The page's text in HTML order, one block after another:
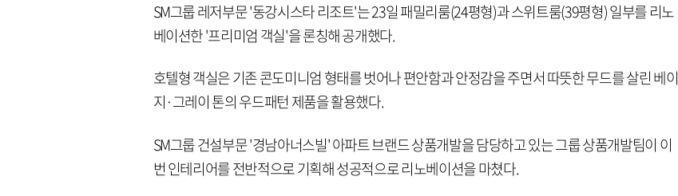
SM그룹 레저부문 '동강시스타 리조트'는 23일 패밀리룸(24평형)과 스위트룸(39평형) 일부를 리노
베이션한 '프리미엄 객실'을 론칭해 공개했다.
호텔형 객실은 기존 콘도미니엄 형태를 벗어나 편안함과 안정감을 주면서 따뜻한 무드를 살린 베이
지·그레이 톤의 우드패턴 제품을 활용했다.
SM그룹 건설부문 '경남아너스빌' 아파트 브랜드 상품개발을 담당하고 있는 그룹 상품개발팀이 이
번 인테리어를 전반적으로 기획해 성공적으로 리노베이션을 마쳤다.